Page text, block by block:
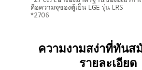
คือความจุของตู้เย็น LGE รุ่น LRS
*2706
ความงามสง่าที่ทันส
รายละเอียด